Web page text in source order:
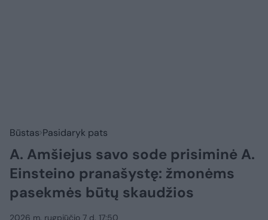
Būstas Pasidaryk pats
A. Amšiejus savo sode prisiminė A.
Einsteino pranašystę: žmonėms
pasekmės būtų skaudžios
2026 m. rugpjūčio 7 d. 17:50